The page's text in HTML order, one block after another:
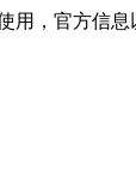
，官方信息